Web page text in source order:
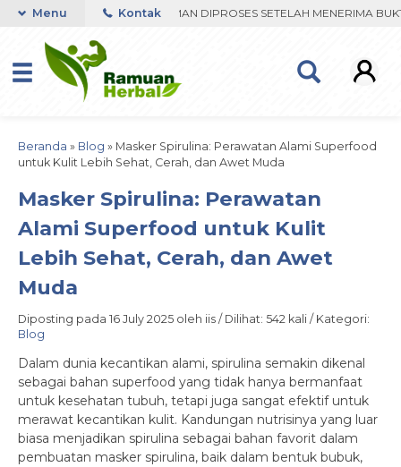
WHATSAPP. PENGIRIMAN DIPROSES SETELAH MENERIMA BUKTI
Menu Kontak
Beranda » Blog » Masker Spirulina: Perawatan Alami Superfood
untuk Kulit Lebih Sehat, Cerah, dan Awet Muda
Masker Spirulina: Perawatan
Alami Superfood untuk Kulit
Lebih Sehat, Cerah, dan Awet
Muda
Diposting pada 16 July 2025 oleh iis / Dilihat: 542 kali / Kategori:
Blog
Dalam dunia kecantikan alami, spirulina semakin dikenal
sebagai bahan superfood yang tidak hanya bermanfaat
untuk kesehatan tubuh, tetapi juga sangat efektif untuk
merawat kecantikan kulit. Kandungan nutrisinya yang luar
biasa menjadikan spirulina sebagai bahan favorit dalam
pembuatan masker spirulina, baik dalam bentuk bubuk,